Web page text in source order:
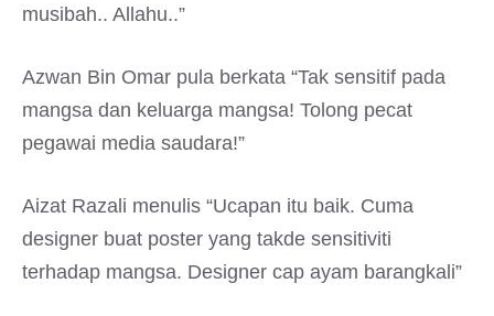
musibah.. Allahu..”
Azwan Bin Omar pula berkata “Tak sensitif pada
mangsa dan keluarga mangsa! Tolong pecat
pegawai media saudara!”
Aizat Razali menulis “Ucapan itu baik. Cuma
designer buat poster yang takde sensitiviti
terhadap mangsa. Designer cap ayam barangkali”